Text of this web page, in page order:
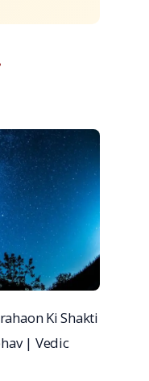
Ki Shakti
| Vedic